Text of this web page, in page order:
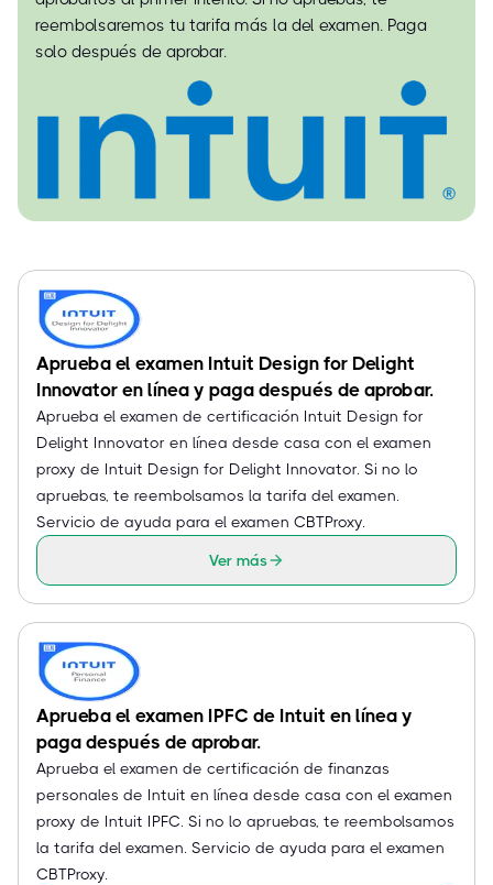
reembolsaremos tu tarifa más la del examen. Paga
solo después de aprobar.
Aprueba el examen Intuit Design for Delight
Innovator en línea y paga después de aprobar.
Aprueba el examen de certificación Intuit Design for
Delight Innovator en línea desde casa con el examen
proxy de Intuit Design for Delight Innovator. Si no lo
apruebas, te reembolsamos la tarifa del examen.
Servicio de ayuda para el examen CBTProxy.
Ver más
Aprueba el examen IPFC de Intuit en línea y
paga después de aprobar.
Aprueba el examen de certificación de finanzas
personales de Intuit en línea desde casa con el examen
proxy de Intuit IPFC. Si no lo apruebas, te reembolsamos
la tarifa del examen. Servicio de ayuda para el examen
CBTProxy.